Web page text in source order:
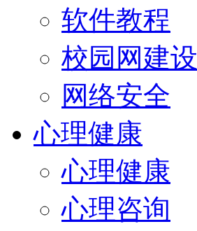
软件教程
校园网建设
网络安全
心理健康
心理健康
心理咨询